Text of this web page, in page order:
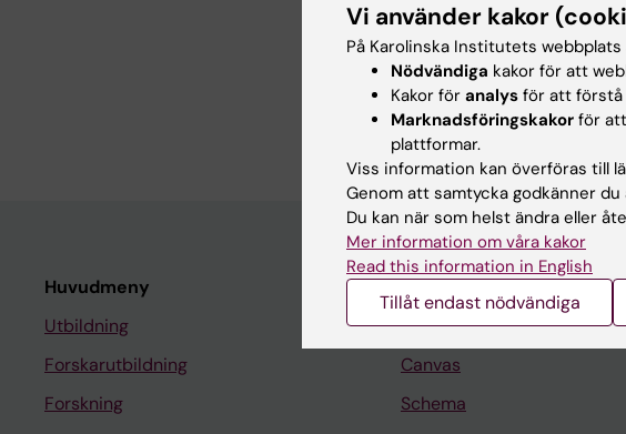
Jag arbetar som enhetschef på
för frågor som rör bland annat IT-
IT-system. Jag har arbetat som
ursprungligen från ekonomisidan,
Linnéuniversitet utgör bas.
Huvudmeny
Utbildning
Forskarutbildning
Forskning
Student
Ladok
Canvas
Schema
Vi använder kakor
På Karolinska Institutets
Nödvändiga kakor för att
Kakor för analys för att förstå
Marknadsföringskakor för
plattformar.
Viss information kan överföras till
Genom att samtycka godkänner
Du kan när som helst ändra eller
Mer information om våra kakor
Read this information in English
Tillåt endast nödvändiga